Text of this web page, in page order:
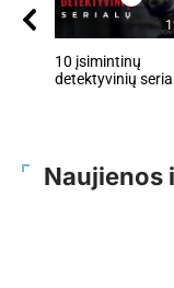
10 įsimintinų
detektyvinių
Naujienos